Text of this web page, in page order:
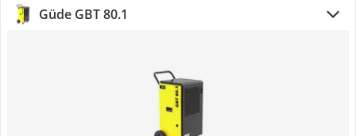
Güde GBT 80.1